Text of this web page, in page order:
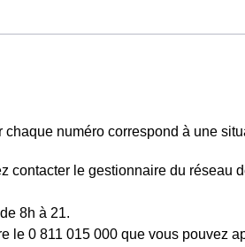
numéro correspond à une
contacter le gestionnaire du réseau
8h à 21.
le 0 811 015 000 que vous pouvez